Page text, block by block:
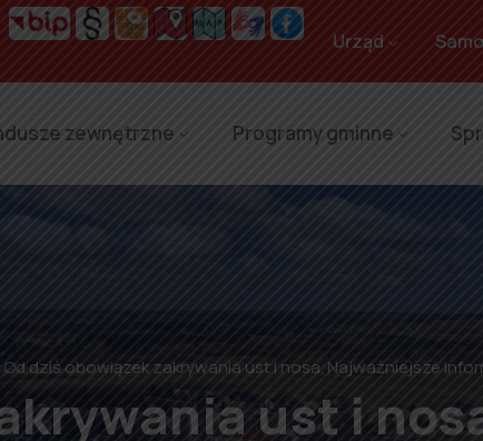
Urząd
zewnętrzne Programy gminne
Od dziś obowiązek zakrywania ust i nosa. Najważniejsze
ust i